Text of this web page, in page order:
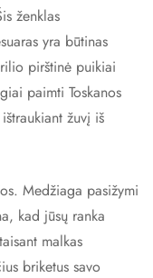
ženklas
yra būtinas
pirštinė puikiai
paimti Toskanos
žuvį iš
Medžiaga pasižymi
kad jūsų ranka
malkas
briketus savo